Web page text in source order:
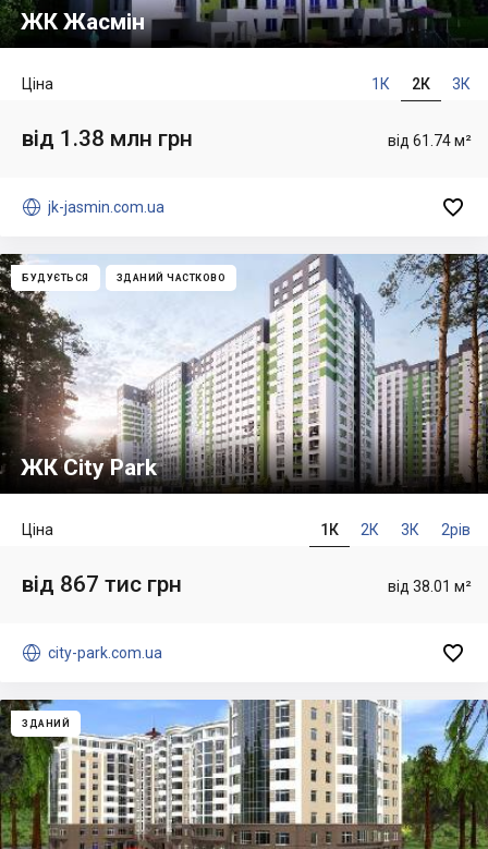
ЖК Жасмін
1К 2К 3К
Ціна
від 61.74 м²
від 1.38 млн грн
 jk-jasmin.com.ua 
БУДУЄТЬСЯ ЗДАНИЙ ЧАСТКОВО
ЖК City Park
1К 2К 3К 2рів
Ціна
від 38.01 м²
від 867 тис грн
 city-park.com.ua 
ЗДАНИЙ